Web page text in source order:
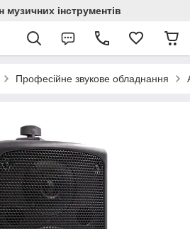
музичних інструментів
Професійне звукове обладнання